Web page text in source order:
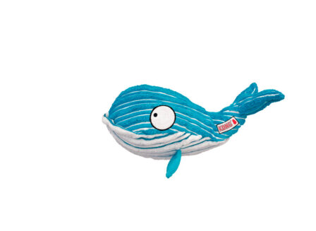
producto